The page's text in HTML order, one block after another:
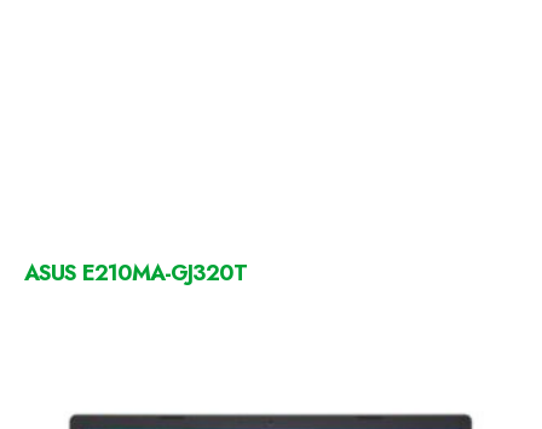
ASUS E210MA-GJ320T